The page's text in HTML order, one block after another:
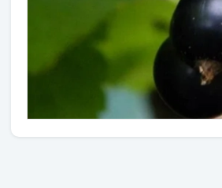
Штамбовые ягодные кусты
Удобрения